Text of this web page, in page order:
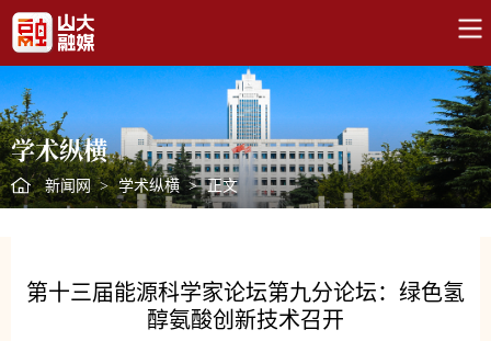
学术纵横
新闻网 > 学术纵横 > 正文
第十三届能源科学家论坛第九分论坛：绿色氢
醇氨酸创新技术召开